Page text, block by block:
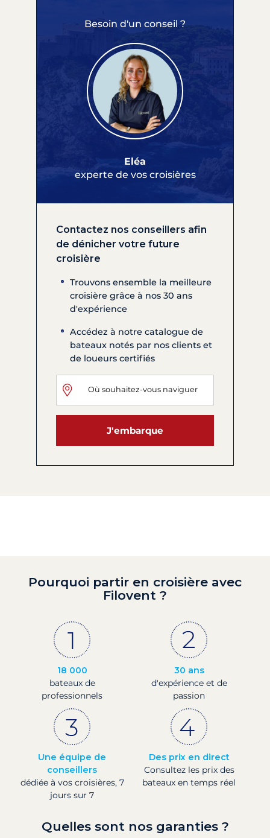
Besoin d'un conseil ?
Eléa
experte de vos croisières
Contactez nos conseillers afin
de dénicher votre future
croisière
Trouvons ensemble la meilleure
croisière grâce à nos 30 ans
d'expérience
Accédez à notre catalogue de
bateaux notés par nos clients et
de loueurs certifiés
J'embarque
Pourquoi partir en croisière avec
Filovent ?
18 000
bateaux de
professionnels
30 ans
d'expérience et de
passion
Une équipe de
conseillers
dédiée à vos croisières, 7
jours sur 7
Des prix en direct
Consultez les prix des
bateaux en temps réel
Quelles sont nos garanties ?